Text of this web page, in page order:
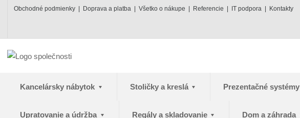
Obchodné podmienky Doprava a platba Všetko o nákupe Referencie IT podpora Kontakty
Kancelársky nábytok Stoličky a kreslá Prezentačné systémy
Upratovanie a údržba Regály a skladovanie Dom a záhrada